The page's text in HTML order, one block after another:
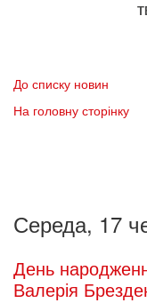
До списку новин
На головну сторінку
Середа, 17
День
Валерія